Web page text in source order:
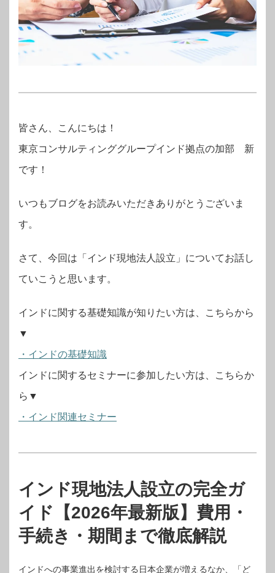
皆さん、こんにちは！
東京コンサルティンググループインド拠点の加部 新
です！
いつもブログをお読みいただきありがとうございま
す。
さて、今回は「インド現地法人設立」についてお話し
ていこうと思います。
インドに関する基礎知識が知りたい方は、こちらから
▼
・インドの基礎知識
インドに関するセミナーに参加したい方は、こちらか
ら▼
・インド関連セミナー
インド現地法人設立の完全ガ
イド【2026年最新版】費用・
手続き・期間まで徹底解説
インドへの事業進出を検討する日本企業が増えるなか、「ど